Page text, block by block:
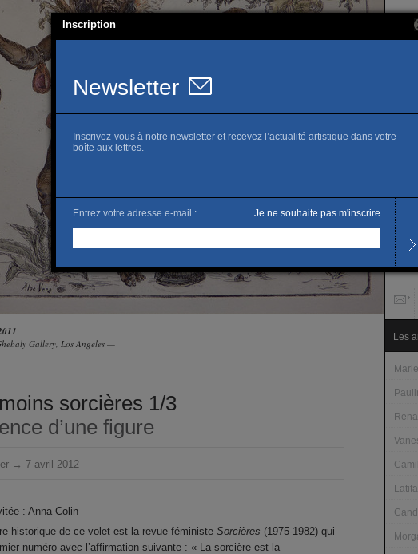
Gallery, Los Angeles —
sorcières 1/3
d’une figure
→ 7 avril 2012
: Anna Colin
historique de ce volet est la revue féministe Sorcières (1975-1982) qui
numéro avec l’affirmation suivante : « La sorcière est la
9
T.
Site
Les
de
Les
Les
Tarifs
Les
Inscription